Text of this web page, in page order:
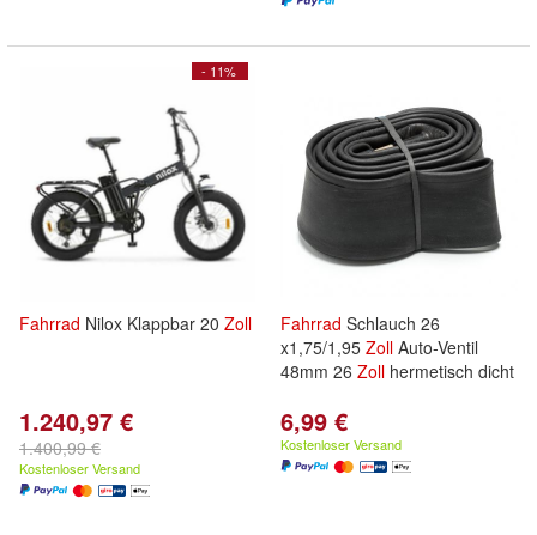
- 11%
Fahrrad Nilox Klappbar 20 Zoll
1.240,97 €
1.400,99 €
Kostenloser Versand
Fahrrad Schlauch 26
x1,75/1,95 Zoll Auto-Ventil
48mm 26 Zoll hermetisch dicht
6,99 €
Kostenloser Versand